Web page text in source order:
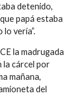
detenido,
papá estaba
lo vería”.
la madrugada
la cárcel por
mañana,
del